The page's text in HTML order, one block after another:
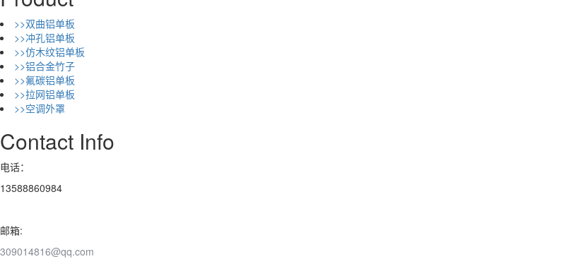
>>双曲铝单板
>>冲孔铝单板
>>仿木纹铝单板
>>铝合金竹子
>>氟碳铝单板
>>拉网铝单板
>>空调外罩
Contact Info
电话：
13588860984
邮箱:
309014816@qq.com